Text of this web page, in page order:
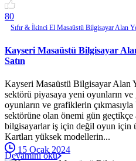
80
Sıfır & İkinci El Masaüstü Bilgisayar Alan
Kayseri Masaüstü Bilgisayar
Satın
Kayseri Masaüstü Bilgisayar Alan
sektörü piyasaya yeni oyunların
oyunların ve grafiklerin
sektörüne olan önemi gün geçtikçe
bilgisayarlar iş için değil oyun için
Kartları yüksek modellerin...
15 Ocak 2024
Devamını oku